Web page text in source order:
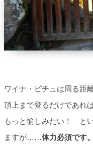
ワイナ・ピチュは周る距
頂上まで登るだけであれ
もっと愉しみたい！ と
ますが……体力必須です。